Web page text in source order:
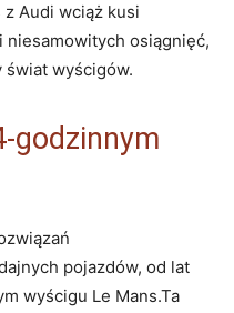
z Audi wciąż kusi
osiągnięć,
świat wyścigów.
godzinnym
pojazdów, od lat
wyścigu Le Mans.Ta